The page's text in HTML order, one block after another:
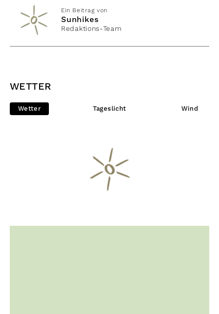
Ein Beitrag von
Sunhikes
Redaktions-Team
WETTER
Wetter Tageslicht Wind